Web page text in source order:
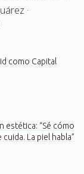
·
como Capital
estética: “Sé cómo
La piel habla”